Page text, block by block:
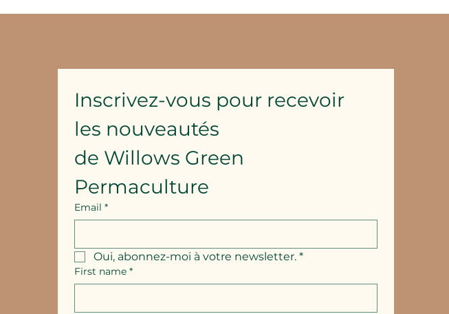
Inscrivez-vous pour recevoir
les nouveautés
de Willows Green
Permaculture
Email *
Oui, abonnez-moi à votre newsletter. *
First name *